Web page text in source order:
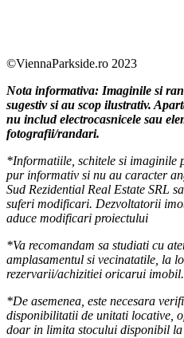
©ViennaParkside.ro 2023
Nota informativa: Imaginile si
sugestiv si au scop ilustrativ.
nu includ electrocasnicele sau
fotografii/randari.
*Informatiile, schitele si imaginile
pur informativ si nu au caracter
Sud Rezidential Real Estate SRL
suferi modificari. Dezvoltatorii
aduce modificari proiectului
*Va recomandam sa studiati cu
amplasamentul si vecinatatile, la
rezervarii/achizitiei oricarui imobil.
*De asemenea, este necesara
disponibilitatii de unitati locative,
doar in limita stocului disponibil la